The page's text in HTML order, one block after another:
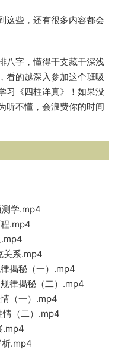
这些，还有很多内容都会
八字，懂得干支藏干深浅
看的越深入参加这个班吸
习《四柱详真》！如果没
听不懂，会浪费你的时间
学.mp4
.mp4
关系.mp4
揭秘（一）.mp4
律揭秘（二）.mp4
（一）.mp4
（二）.mp4
.mp4
.mp4